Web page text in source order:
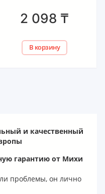
Bunee, 200 мл
2 098 ₸
В корзину
и качественный
гарантию от Михи
проблемы, он лично